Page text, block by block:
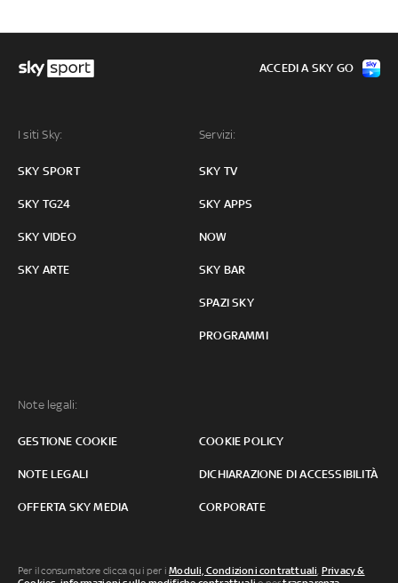
I siti Sky:
SKY SPORT
SKY TG24
SKY VIDEO
SKY ARTE
Servizi:
SKY TV
SKY APPS
NOW
SKY BAR
SPAZI SKY
PROGRAMMI
Note legali:
GESTIONE COOKIE COOKIE POLICY
NOTE LEGALI DICHIARAZIONE DI ACCESSIBILITÀ
OFFERTA SKY MEDIA CORPORATE
ACCEDI A SKY GO
Per il consumatore clicca qui per iModuli, Condizioni contrattuali Privacy &